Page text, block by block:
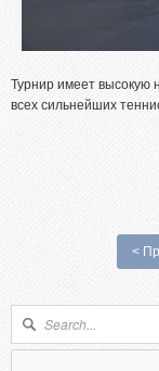
Турнир имеет высокую
всех сильнейших
<
Форма поиска
Поиск